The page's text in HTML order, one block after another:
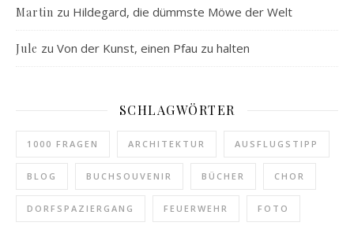
Martin zu Hildegard, die dümmste Möwe der Welt
Jule zu Von der Kunst, einen Pfau zu halten
SCHLAGWÖRTER
1000 FRAGEN ARCHITEKTUR AUSFLUGSTIPP
BLOG BUCHSOUVENIR BÜCHER CHOR
DORFSPAZIERGANG FEUERWEHR FOTO